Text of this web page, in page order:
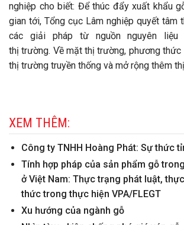
nghiệp cho biết: Để thúc đẩy xuất khẩu
gian tới, Tổng cục Lâm nghiệp quyết tâm
các giải pháp từ nguồn nguyên liệu
thị trường. Về mặt thị trường, phương
thị trường truyền thống và mở rộng thêm
XEM THÊM:
Công ty TNHH Hoàng Phát: Sự thức
Tính hợp pháp của sản phẩm gỗ
ở Việt Nam: Thực trạng phát luật,
thức trong thực hiện VPA/FLEGT
Xu hướng của ngành gỗ